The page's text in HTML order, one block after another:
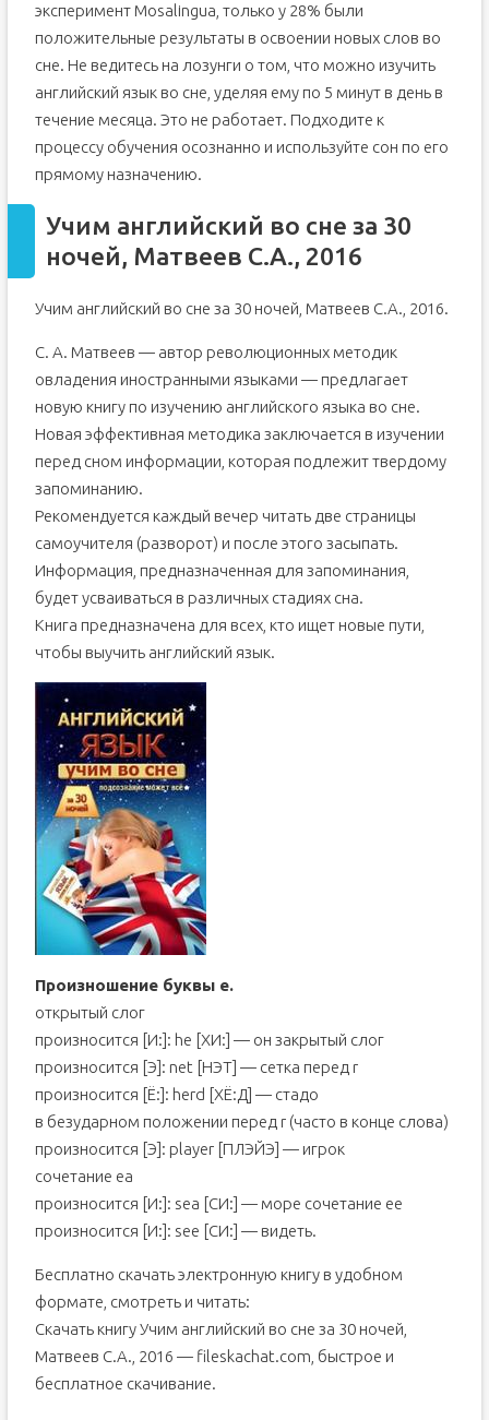
эксперимент Mosalingua, только у 28% были
положительные результаты в освоении новых слов во
сне. Не ведитесь на лозунги о том, что можно изучить
английский язык во сне, уделяя ему по 5 минут в день в
течение месяца. Это не работает. Подходите к
процессу обучения осознанно и используйте сон по его
прямому назначению.
Учим английский во сне за 30
ночей, Матвеев С.А., 2016
Учим английский во сне за 30 ночей, Матвеев С.А., 2016.
С. А. Матвеев — автор революционных методик
овладения иностранными языками — предлагает
новую книгу по изучению английского языка во сне.
Новая эффективная методика заключается в изучении
перед сном информации, которая подлежит твердому
запоминанию.
Рекомендуется каждый вечер читать две страницы
самоучителя (разворот) и после этого засыпать.
Информация, предназначенная для запоминания,
будет усваиваться в различных стадиях сна.
Книга предназначена для всех, кто ищет новые пути,
чтобы выучить английский язык.
Произношение буквы е.
открытый слог
произносится [И:]: he [ХИ:] — он закрытый слог
произносится [Э]: net [НЭТ] — сетка перед r
произносится [Ё:]: herd [ХЁ:Д] — стадо
в безударном положении перед r (часто в конце слова)
произносится [Э]: player [ПЛЭЙЭ] — игрок
сочетание ea
произносится [И:]: sea [СИ:] — море сочетание ее
произносится [И:]: see [СИ:] — видеть.
Бесплатно скачать электронную книгу в удобном
формате, смотреть и читать:
Скачать книгу Учим английский во сне за 30 ночей,
Матвеев С.А., 2016 — fileskachat.com, быстрое и
бесплатное скачивание.